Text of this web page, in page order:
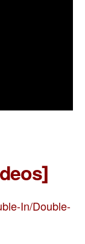
]
In/Double-